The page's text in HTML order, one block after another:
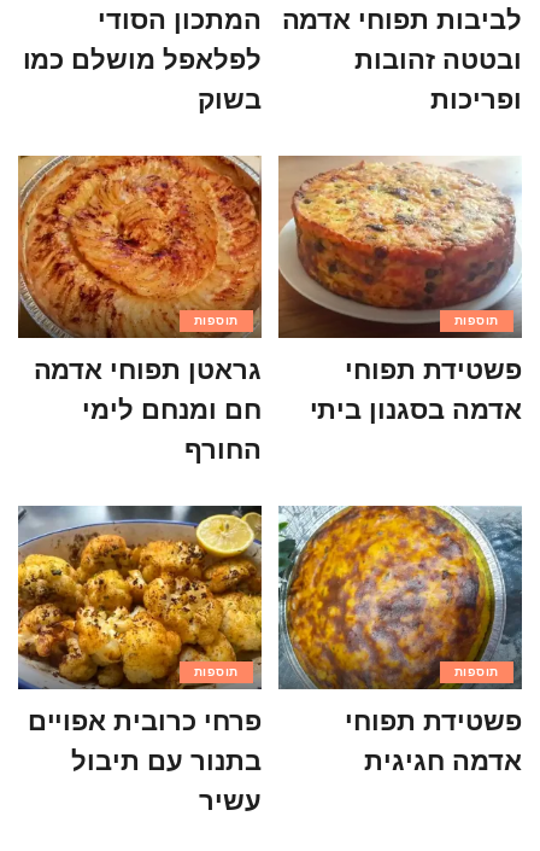
לביבות תפוחי אדמה
ובטטה זהובות
ופריכות
המתכון הסודי
לפלאפל מושלם כמו
בשוק
תוספות
פשטידת תפוחי
אדמה בסגנון ביתי
תוספות
גראטן תפוחי אדמה
חם ומנחם לימי
החורף
תוספות
פשטידת תפוחי
אדמה חגיגית
תוספות
פרחי כרובית אפויים
בתנור עם תיבול
עשיר